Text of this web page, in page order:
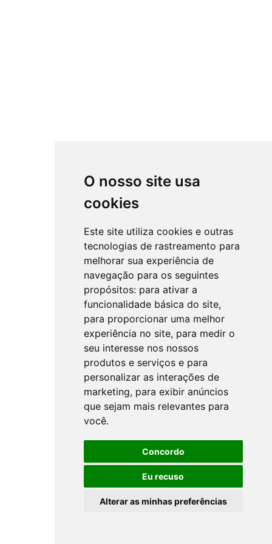
O nosso site usa
cookies
Este site utiliza cookies e outras
tecnologias de rastreamento para
melhorar sua experiência de
navegação para os seguintes
propósitos: para ativar a
funcionalidade básica do site,
para proporcionar uma melhor
experiência no site, para medir o
seu interesse nos nossos
produtos e serviços e para
personalizar as interações de
marketing, para exibir anúncios
que sejam mais relevantes para
você.
Concordo
Eu recuso
Alterar as minhas preferências